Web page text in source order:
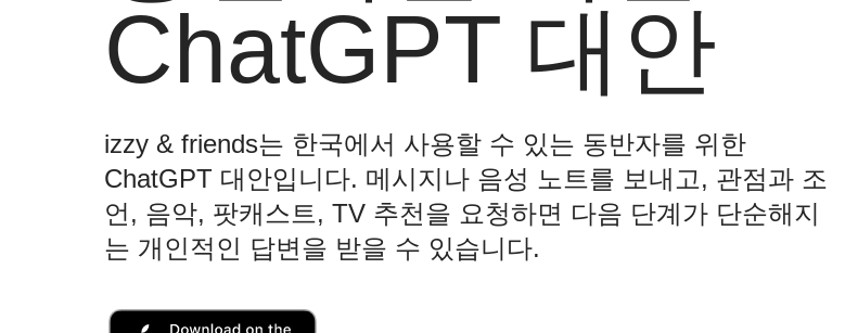
ChatGPT 대안
izzy & friends는 한국에서 사용할 수 있는 동반자를 위한
ChatGPT 대안입니다. 메시지나 음성 노트를 보내고, 관점과 조
언, 음악, 팟캐스트, TV 추천을 요청하면 다음 단계가 단순해지
는 개인적인 답변을 받을 수 있습니다.